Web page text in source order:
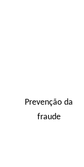
Prevenção da
fraude